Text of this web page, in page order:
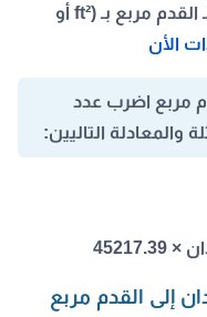
يساوي 0.0000221154 فدان ويرمز لـ القدم مربع بـ (ft² أو
الأن
مربع اضرب عدد
إلى القدم مربع